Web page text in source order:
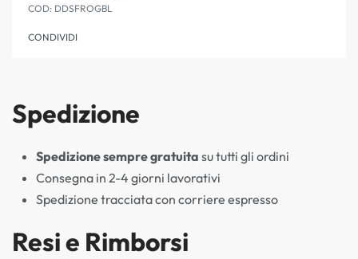
DDSFROGBL
CONDIVIDI
Spedizione
Spedizione sempre gratuita su tutti gli ordini
Consegna in 2-4 giorni lavorativi
Spedizione tracciata con corriere espresso
Resi e Rimborsi